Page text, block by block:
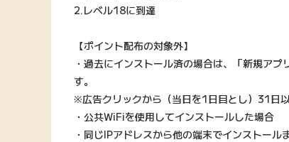
2.レベル18に到達
【ポイント配布の対象外】
・過去にインストール済の場合は、「新規ア
す。
※広告クリックから（当日を1日目とし）31日
・公共WiFiを使用してインストールした場合
・同じIPアドレスから他の端末でインストール